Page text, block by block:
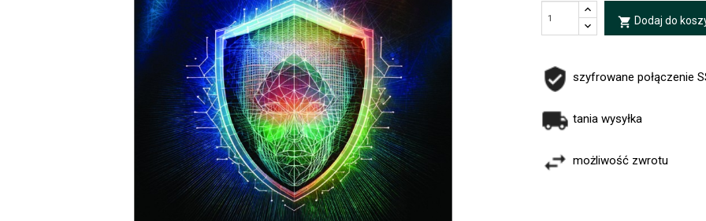
local_grocery_store Dodaj do
szyfrowane połączenie
tania wysyłka
możliwość zwrotu